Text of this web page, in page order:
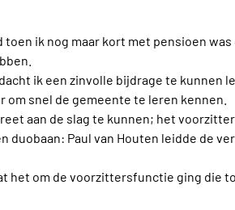
ik nog maar kort met pensioen
ik een zinvolle bijdrage te kunnen
snel de gemeente te leren kennen.
aan de slag te kunnen; het
duobaan: Paul van Houten leidde de
het om de voorzittersfunctie ging die